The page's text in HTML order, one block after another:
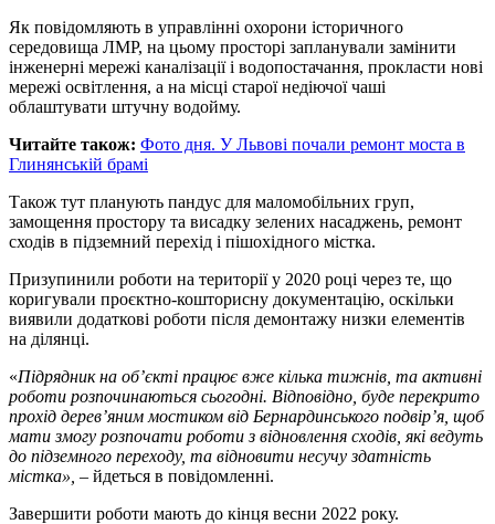
Як повідомляють в управлінні охорони історичного
середовища ЛМР, на цьому просторі запланували замінити
інженерні мережі каналізації і водопостачання, прокласти нові
мережі освітлення, а на місці старої недіючої чаші
облаштувати штучну водойму.
Читайте також: Фото дня. У Львові почали ремонт моста в
Глинянській брамі
Також тут планують пандус для маломобільних груп,
замощення простору та висадку зелених насаджень, ремонт
сходів в підземний перехід і пішохідного містка.
Призупинили роботи на території у 2020 році через те, що
коригували проєктно-кошторисну документацію, оскільки
виявили додаткові роботи після демонтажу низки елементів
на ділянці.
«Підрядник на об’єкті працює вже кілька тижнів, та активні
роботи розпочинаються сьогодні. Відповідно, буде перекрито
прохід дерев’яним мостиком від Бернардинського подвір’я, щоб
мати змогу розпочати роботи з відновлення сходів, які ведуть
до підземного переходу, та відновити несучу здатність
містка», – йдеться в повідомленні.
Завершити роботи мають до кінця весни 2022 року.